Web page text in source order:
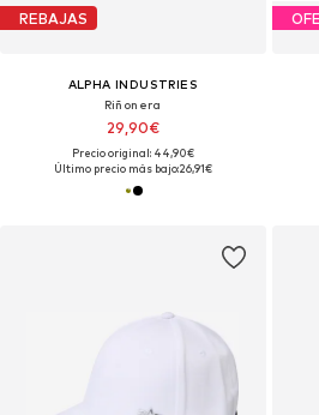
REBAJAS
ALPHA INDUSTRIES
Riñonera
29,90€
Precio original: 44,90€
Último precio más bajo:26,91€